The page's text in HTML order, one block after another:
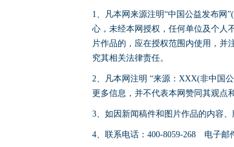
1、凡本网来源注明“中国公益发布网
心，未经本网授权，任何单位及个人
片作品的，应在授权范围内使用，并
究其相关法律责任。
2、凡本网注明 “来源：XXX(非中国
更多信息，并不代表本网赞同其观点
3、如因新闻稿件和图片作品的内容
4、联系电话：400-8059-268 电子邮